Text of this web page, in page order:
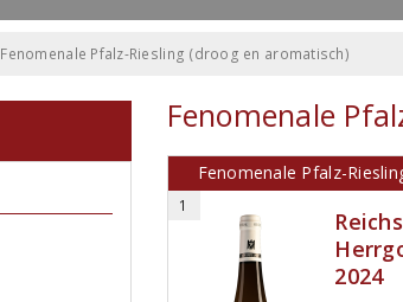
Fenomenale Pfalz-Riesling (droog en aromatisch)
Fenomenale
Fenomenale Pfalz-
1
2024